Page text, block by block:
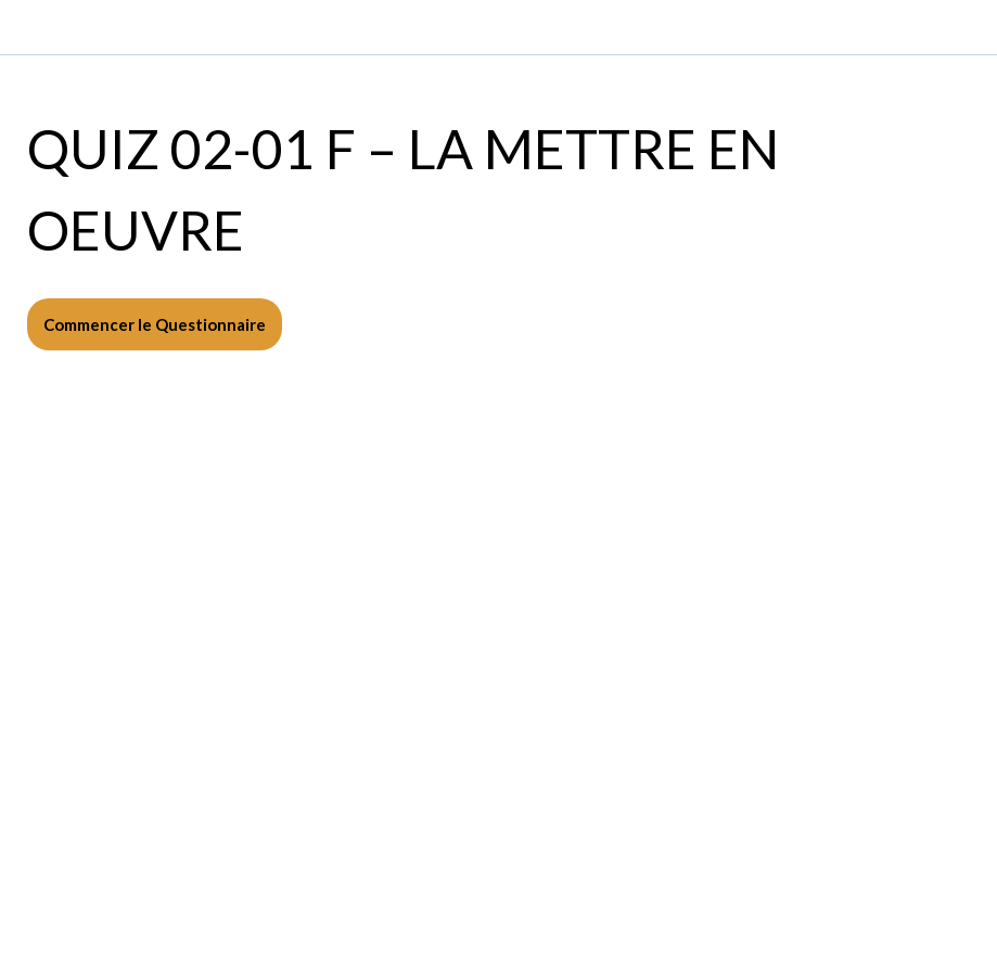
QUIZ 02-01 F – LA METTRE EN
OEUVRE